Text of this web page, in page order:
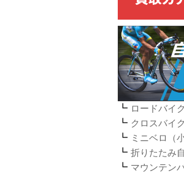
ロードバイク
クロスバイク
ミニベロ（
折りたたみ
マウンテン